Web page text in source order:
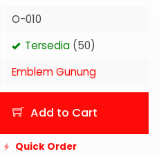
O-010
Tersedia (50)
Emblem Gunung
Add to Cart
Quick Order